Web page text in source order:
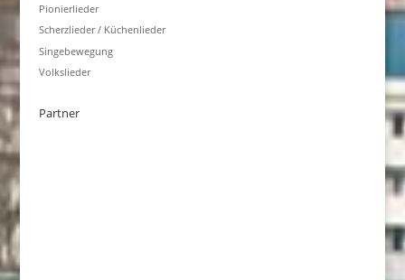
Pionierlieder
Scherzlieder / Küchenlieder
Singebewegung
Volkslieder
Partner